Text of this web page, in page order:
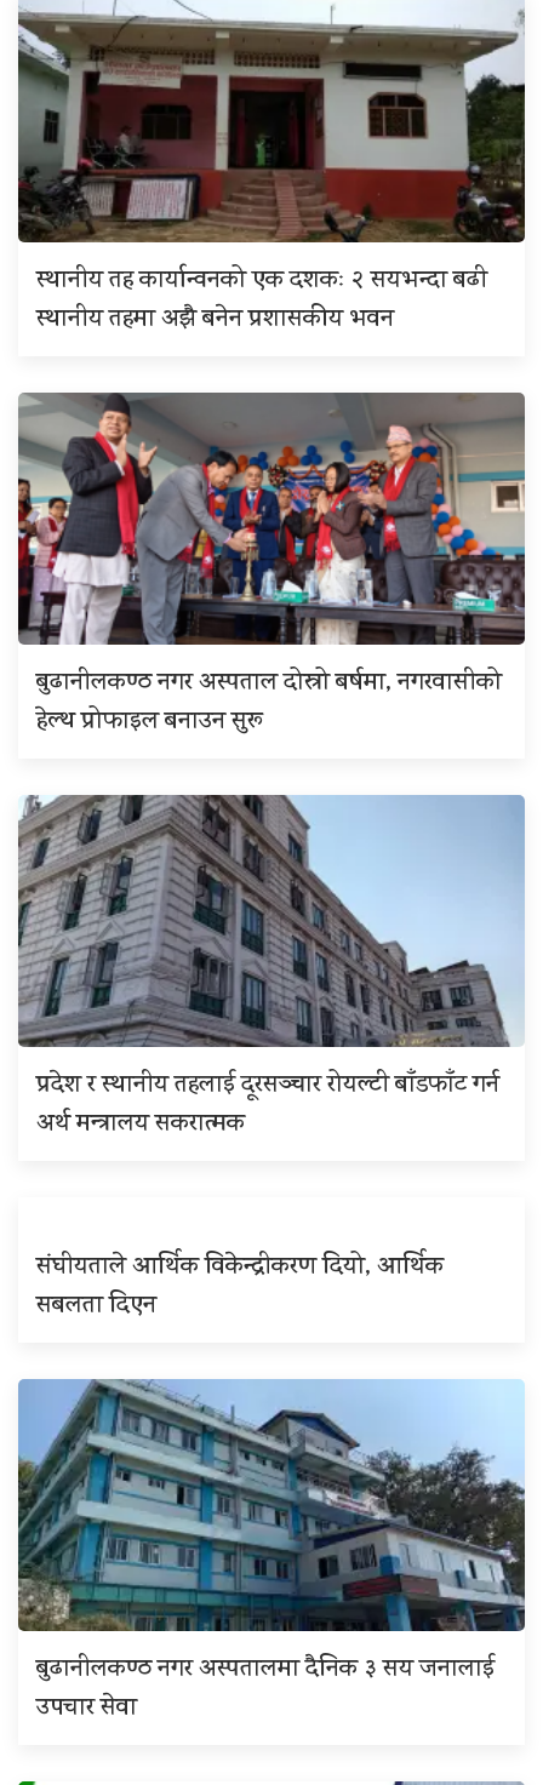
स्थानीय तह कार्यान्वनको एक दशकः २ सयभन्दा बढी
स्थानीय तहमा अझै बनेन प्रशासकीय भवन
बुढानीलकण्ठ नगर अस्पताल दोस्रो बर्षमा, नगरवासीको
हेल्थ प्रोफाइल बनाउन सुरू
प्रदेश र स्थानीय तहलाई दूरसञ्चार रोयल्टी बाँडफाँट गर्न
अर्थ मन्त्रालय सकरात्मक
संघीयताले आर्थिक विकेन्द्रीकरण दियो, आर्थिक
सबलता दिएन
बुढानीलकण्ठ नगर अस्पतालमा दैनिक ३ सय जनालाई
उपचार सेवा